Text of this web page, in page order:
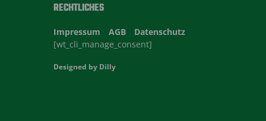
RECHTLICHES
Impressum AGB
Datenschutz
[wt_cli_manage_consent]
Designed by Dilly